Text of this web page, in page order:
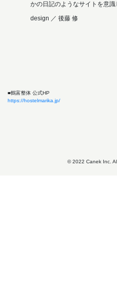
かの日記のようなサイトを意識
design ／ 後藤 修
■鶴富整体 公式HP
https://hostelmarika.jp/
© 2022 Canek Inc.